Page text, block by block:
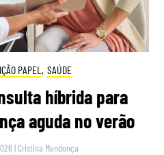
PAPEL , SAÚDE
híbrida para
aguda no verão
| Cristina Mendonça